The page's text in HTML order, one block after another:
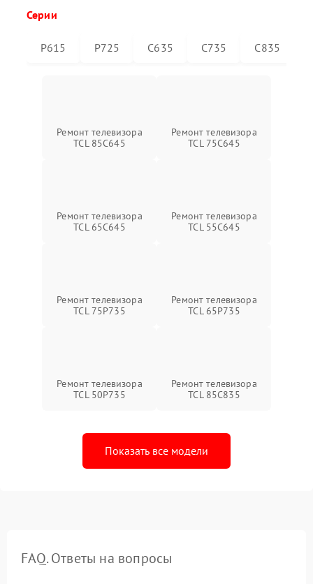
Серии
P615 P725 C635 C735 C835
Ремонт телевизора
TCL 85C645
Ремонт телевизора
TCL 75C645
Ремонт телевизора
TCL 65C645
Ремонт телевизора
TCL 55C645
Ремонт телевизора
TCL 75P735
Ремонт телевизора
TCL 65P735
Ремонт телевизора
TCL 50P735
Ремонт телевизора
TCL 85C835
Показать все модели
FAQ. Ответы на вопросы